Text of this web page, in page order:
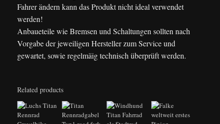
Fahrer ändern kann das Produkt nicht ideal verwendet
werden!
Anbaueteile wie Bremsen und Schaltungen sollten nach
Vorgabe der jeweiligen Hersteller zum Service und
gewartet, sowie regelmäig technisch überprüft werden.
Related products